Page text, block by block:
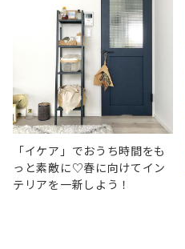
「イケア」でおうち時間をも
っと素敵に♡春に向けてイン
テリアを一新しよう！